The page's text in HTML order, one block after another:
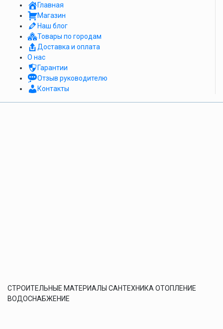
Главная
Магазин
Наш блог
Товары по городам
Доставка и оплата
О нас
Гарантии
Отзыв руководителю
Контакты
СТРОИТЕЛЬНЫЕ МАТЕРИАЛЫ САНТЕХНИКА ОТОПЛЕНИЕ
ВОДОСНАБЖЕНИЕ